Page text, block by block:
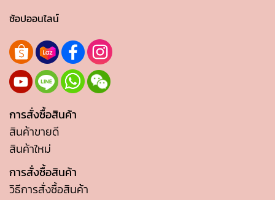
ช้อปออนไลน์
การสั่งซื้อสินค้า
สินค้าขายดี
สินค้าใหม่
การสั่งซื้อสินค้า
วิธีการสั่งซื้อสินค้า